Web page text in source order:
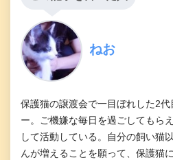
ねお
保護猫の譲渡会で一目ぼれした2
ー。ご機嫌な毎日を過ごしてもら
して活動している。自分の飼い猫
んが増えることを願って、保護猫